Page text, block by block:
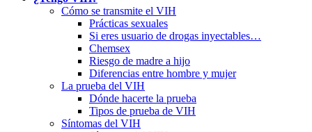
Cómo se transmite el VIH
Prácticas sexuales
Si eres usuario de drogas inyectables…
Chemsex
Riesgo de madre a hijo
Diferencias entre hombre y mujer
La prueba del VIH
Dónde hacerte la prueba
Tipos de prueba de VIH
Síntomas del VIH